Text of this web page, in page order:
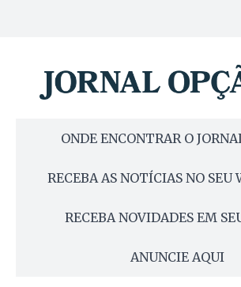
ONDE ENCONTRAR O
RECEBA AS NOTÍCIAS NO SEU
RECEBA NOVIDADES EM
ANUNCIE AQUI